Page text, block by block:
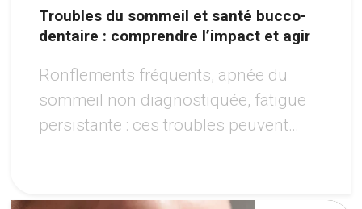
Troubles du sommeil et santé bucco-
dentaire : comprendre l’impact et agir
Ronflements fréquents, apnée du
sommeil non diagnostiquée, fatigue
persistante : ces troubles peuvent